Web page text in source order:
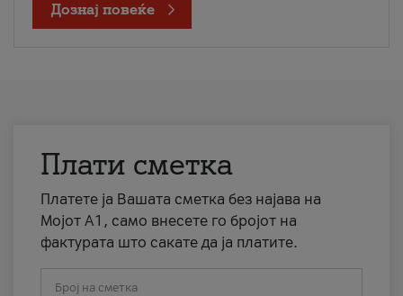
Дознај повеќе
Плати сметка
Платете ја Вашата сметка без најава на
Мојот А1, само внесете го бројот на
фактурата што сакате да ја платите.
Број на сметка